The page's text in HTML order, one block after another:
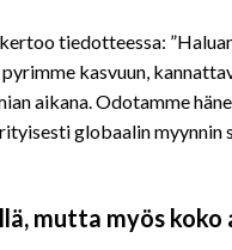
tiedotteessa:
kasvuun,
aikana. Odotamme
globaalin myynnin
mutta myös koko